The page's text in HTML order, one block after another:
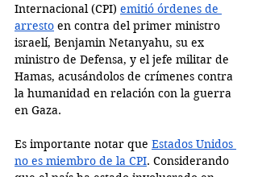
Internacional (CPI) emitió órdenes de
arresto en contra del primer ministro
israelí, Benjamin Netanyahu, su ex
ministro de Defensa, y el jefe militar de
Hamas, acusándolos de crímenes contra
la humanidad en relación con la guerra
en Gaza.
Es importante notar que Estados Unidos
no es miembro de la CPI. Considerando